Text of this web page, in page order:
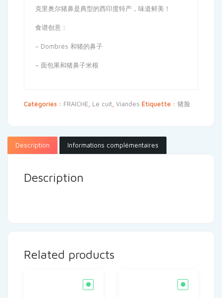
克里奥尔猪鼻是典型的西印度特产，味道鲜美！
食谱创意：
– Dombrés 和猪的鼻子
– 面包果和猪鼻子米根
Catégories : FRAICHE, Le cuit, Viandes Étiquette : 猪脸
Description Informations complémentaires
Description
Related products